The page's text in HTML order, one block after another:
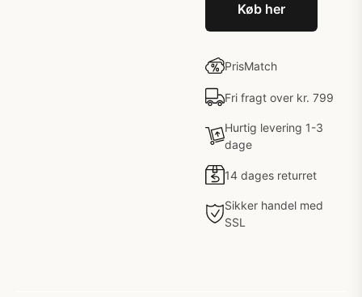
Køb her
PrisMatch
Fri fragt over kr. 799
Hurtig levering 1-3
dage
14 dages returret
Sikker handel med
SSL